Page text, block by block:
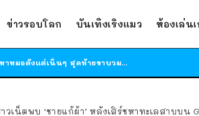
ข่าวรอบโลก บันเทิงเริงแมว ห้องเล่น
ร้านอาหารในนิวยอร์กประกาศปิดตัวลง หลังอยู่มานานกว่า 45 ปี ติดป้ายขอบคุณลูกค้าทุกคน แถมสูตรทำไวท์ซอสให้แบบจัดเต็ม
ได้เวลาเด็กหนวดรวมตัว RF Online Next เปิดให้เล่นแล้ว เกม Sci-Fi MMORPG ระดับตำนาน เล่นได้ทั้งมือถือและ PC
สาวญี่ปุ่นโดนแมวตัวเองกัด ไม่ได้ไปหาหมอตั้งแต่เนิ่นๆ สุดท้ายขาบวม กลายเป็นโรคเนื้อเน่า เตือนทาสแมวทั้งหลายให้ระวัง
วเน็ตพบ ‘ชายแก้ผ้า’ หลังเสิร์ชหาทะเลสาบบน